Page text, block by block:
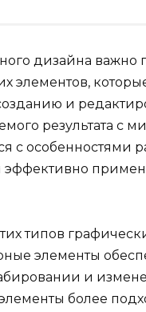
дизайна важно
элементов,
и
результата с
с особенностями
типов
элементы
и
более